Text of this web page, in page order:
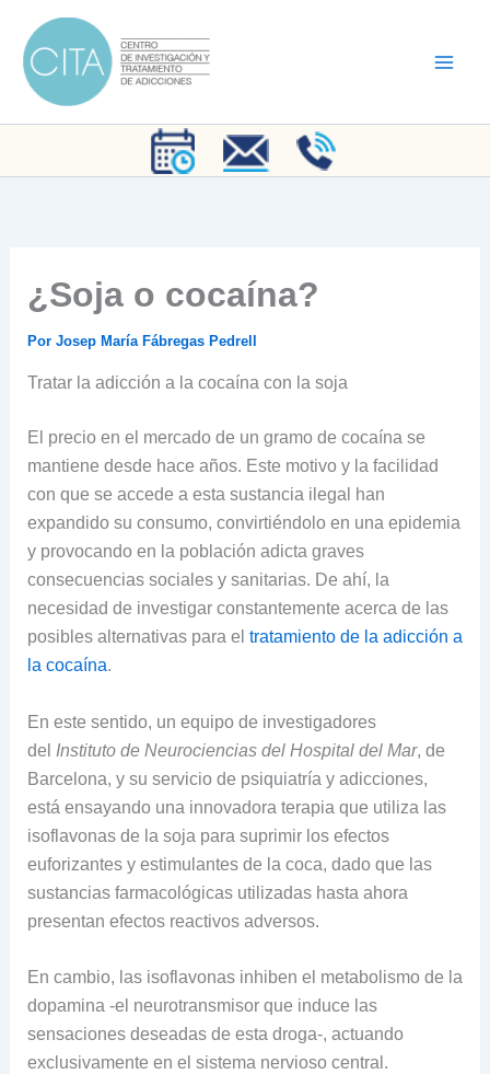
contenido
¿Soja o cocaína?
Por Josep María Fábregas Pedrell
Tratar la adicción a la cocaína con la soja
El precio en el mercado de un gramo de cocaína se
mantiene desde hace años. Este motivo y la facilidad
con que se accede a esta sustancia ilegal han
expandido su consumo, convirtiéndolo en una epidemia
y provocando en la población adicta graves
consecuencias sociales y sanitarias. De ahí, la
necesidad de investigar constantemente acerca de las
posibles alternativas para el tratamiento de la adicción a
la cocaína.
En este sentido, un equipo de investigadores
del Instituto de Neurociencias del Hospital del Mar, de
Barcelona, y su servicio de psiquiatría y adicciones,
está ensayando una innovadora terapia que utiliza las
isoflavonas de la soja para suprimir los efectos
euforizantes y estimulantes de la coca, dado que las
sustancias farmacológicas utilizadas hasta ahora
presentan efectos reactivos adversos.
En cambio, las isoflavonas inhiben el metabolismo de la
dopamina -el neurotransmisor que induce las
sensaciones deseadas de esta droga-, actuando
exclusivamente en el sistema nervioso central.